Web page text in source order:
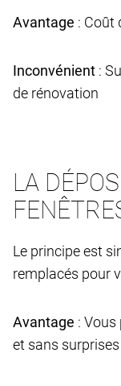
Avantage : Coût
Inconvénient :
de rénovation
LA
Le principe est
remplacés pour
Avantage :
et sans surprises